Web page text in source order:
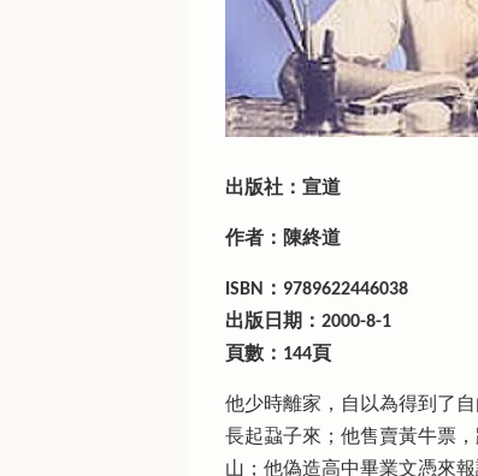
出版社：宣道
作者：陳終道
ISBN：9789622446038
出版日期：2000-8-1
頁數：144頁
他少時離家，自以為得到了
長起蝨子來；他售賣黃牛票
山；他偽造高中畢業文憑來